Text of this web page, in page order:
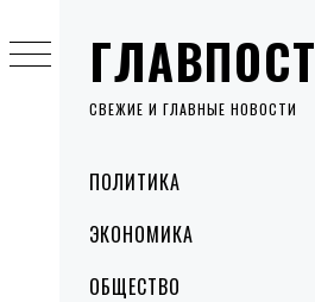
ГЛАВПОСТ
СВЕЖИЕ И ГЛАВНЫЕ НОВОСТИ
MenuПОЛИТИКА
ЭКОНОМИКА
ОБЩЕСТВО
to
content